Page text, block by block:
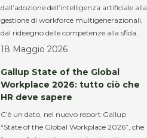
dall’adozione dell’intelligenza artificiale alla
gestione di workforce multigenerazionali,
dal ridisegno delle competenze alla sfida…
18 Maggio 2026
Gallup State of the Global
Workplace 2026: tutto ciò che
HR deve sapere
C’è un dato, nel nuovo report Gallup
“State of the Global Workplace 2026”, che